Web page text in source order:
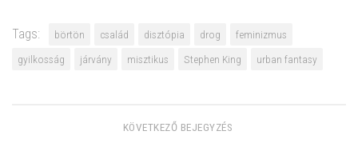
Tags: börtön család disztópia drog
feminizmus
gyilkosság
járvány misztikus Stephen King urban fantasy
KÖVETKEZŐ BEJEGYZÉS